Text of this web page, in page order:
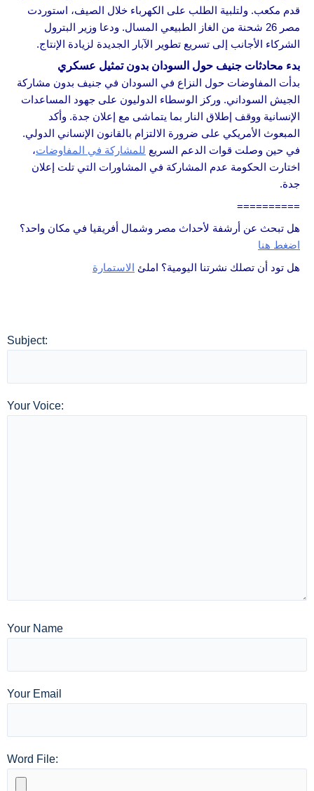
قدم مكعب. ولتلبية الطلب على الكهرباء خلال الصيف، استوردت
مصر 26 شحنة من الغاز الطبيعي المسال. ودعا وزير البترول
الشركاء الأجانب إلى تسريع تطوير الآبار الجديدة لزيادة الإنتاج.
بدء محادثات جنيف حول السودان بدون تمثيل عسكري
بدأت المفاوضات حول النزاع في السودان في جنيف بدون مشاركة
الجيش السوداني. وركز الوسطاء الدوليون على جهود المساعدات
الإنسانية ووقف إطلاق النار بما يتماشى مع إعلان جدة. وأكد
المبعوث الأمريكي على ضرورة الالتزام بالقانون الإنساني الدولي.
في حين وصلت قوات الدعم السريع للمشاركة في المفاوضات،
اختارت الحكومة عدم المشاركة في المشاورات التي تلت إعلان
جدة.
==========
هل تبحث عن أرشفة لأحداث مصر وشمال أفريقيا في مكان واحد؟
اضغط هنا
هل تود أن تصلك نشرتنا اليومية؟ املئ الاستمارة
Subject:
Your Voice:
Your Name
Your Email
Word File: